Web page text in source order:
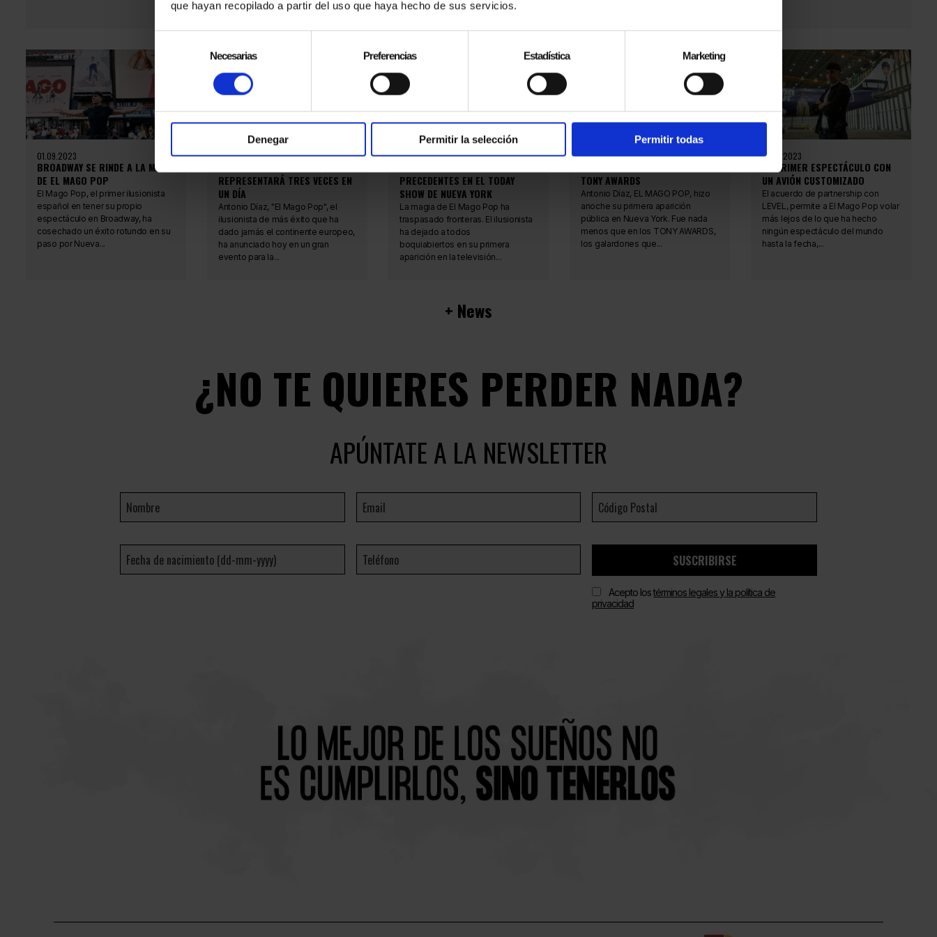
que hayan recopilado a partir del uso que haya hecho de sus servicios.
consentimiento
Necesarias Preferencias Estadística Marketing
Denegar Permitir la selección Permitir todas
Sitges, en su 57ª...
01.09.2023
BROADWAY SE RINDE A LA MAGIA
DE EL MAGO POP
El Mago Pop, el primer ilusionista
español en tener su propio
espectáculo en Broadway, ha
cosechado un éxito rotundo en su
paso por Nueva...
08.08.2023
REPRESENTARÁ TRES VECES EN
UN DÍA
Antonio Díaz, "El Mago Pop", el
ilusionista de más éxito que ha
dado jamás el continente europeo,
ha anunciado hoy en un gran
evento para la...
31.07.2023
PRECEDENTES EN EL TODAY
SHOW DE NUEVA YORK
La magia de El Mago Pop ha
traspasado fronteras. El ilusionista
ha dejado a todos
boquiabiertos en su primera
aparición en la televisión...
11.06.2023
TONY AWARDS
Antonio Díaz, EL MAGO POP, hizo
anoche su primera aparición
pública en Nueva York. Fue nada
menos que en los TONY AWARDS,
los galardones que...
01.06.2023
EL PRIMER ESPECTÁCULO CON
UN AVIÓN CUSTOMIZADO
El acuerdo de partnership con
LEVEL, permite a El Mago Pop volar
más lejos de lo que ha hecho
ningún espectáculo del mundo
hasta la fecha,...
+ News
¿NO TE QUIERES PERDER NADA?
APÚNTATE A LA NEWSLETTER
SUSCRIBIRSE
Acepto lostérminos legales y la política de
privacidad